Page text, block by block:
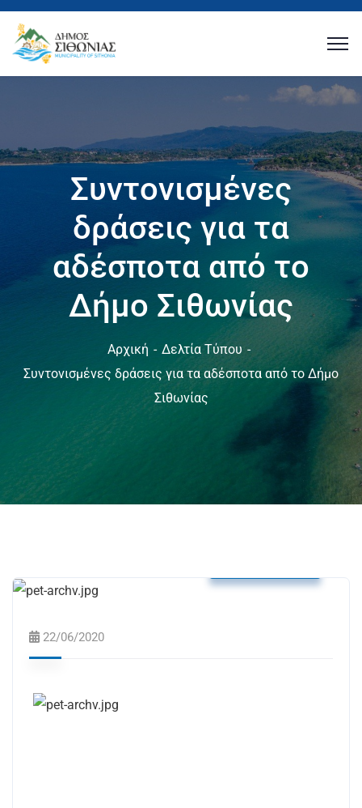
Συντονισμένες
δράσεις για τα
αδέσποτα από το
Δήμο Σιθωνίας
Αρχική
Δελτία Τύπου
Συντονισμένες δράσεις για τα αδέσποτα από το Δήμο
Σιθωνίας
22/06/2020